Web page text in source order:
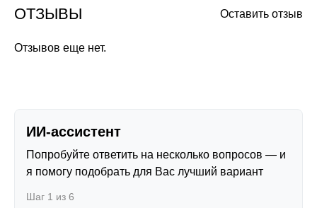
Оставить отзыв
ОТЗЫВЫ
Отзывов еще нет.
ИИ-ассистент
Попробуйте ответить на несколько вопросов — и
я помогу подобрать для Вас лучший вариант
Шаг 1 из 6